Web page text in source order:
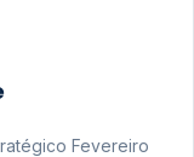
Fevereiro